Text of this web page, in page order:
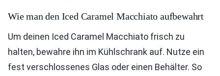
Wie man den Iced Caramel Macchiato aufbewahrt
Um deinen Iced Caramel Macchiato frisch zu
halten, bewahre ihn im Kühlschrank auf. Nutze ein
fest verschlossenes Glas oder einen Behälter. So